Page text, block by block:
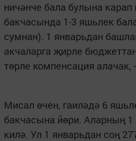
ничәнче бала булына
бакчасында 1-3 яшьлек
сумнан). 1 январьдан
акчаларга җирле
төрле компенсация алачак,
Мисал өчен, гаиләдә 6
бакчасына йөри. Аларның 1
килә. Ул 1 январьдан соң